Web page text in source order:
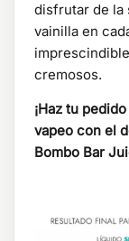
disfrutar de la
vainilla en
cremosos.
¡Haz tu
vapeo con el
Bombo Bar